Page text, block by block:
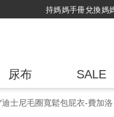
綁定LINE好
尿布 SALE
迪士尼毛圈寬鬆包屁衣-費加洛